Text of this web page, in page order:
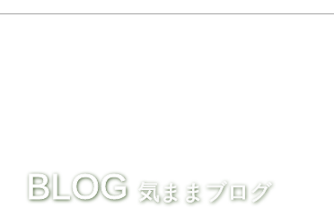
BLOG 気ままブログ